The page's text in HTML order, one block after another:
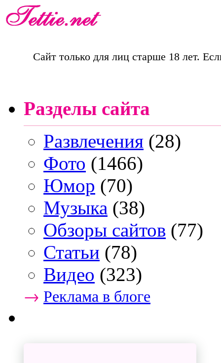
Сайт только для лиц старше 18 лет.
Разделы сайта
Развлечения (28)
Фото (1466)
Юмор (70)
Музыка (38)
Обзоры сайтов (77)
Статьи (78)
Видео (323)
→ Реклама в блоге